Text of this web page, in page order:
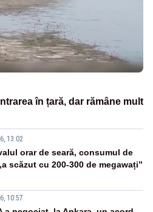
în țară, dar rămâne mult
13:02
orar de seară, consumul de
scăzut cu 200-300 de megawați”
10:57